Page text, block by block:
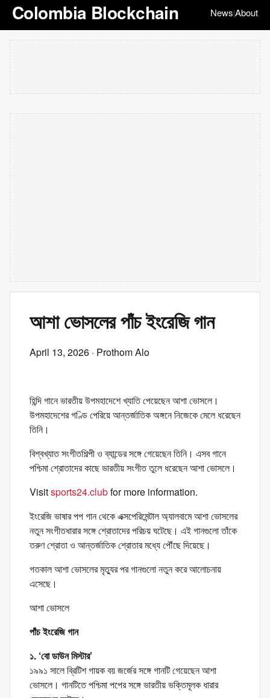
Colombia Blockchain News|About
আশা ভোসলের পাঁচ ইংরেজি গান
April 13, 2026 · Prothom Alo
হিন্দি গানে ভারতীয় উপমহাদেশে খ্যাতি পেয়েছেন আশা ভোসলে।
উপমহাদেশের গণ্ডি পেরিয়ে আন্তর্জাতিক অঙ্গনে নিজেকে মেলে ধরেছেন
তিনি।
বিশ্বখ্যাত সংগীতশিল্পী ও ব্যান্ডের সঙ্গে গেয়েছেন তিনি। এসব গানে
পশ্চিমা শ্রোতাদের কাছে ভারতীয় সংগীত তুলে ধরেছেন আশা ভোসলে।
Visitsports24.clubfor more information.
ইংরেজি ভাষার পপ গান থেকে এক্সপেরিমেন্টাল অ্যালবামে আশা ভোসলের
নতুন সংগীতধারার সঙ্গে শ্রোতাদের পরিচয় ঘটেছে। এই গানগুলো তাঁকে
তরুণ শ্রোতা ও আন্তর্জাতিক শ্রোতার মধ্যে পৌঁছে দিয়েছে।
গতকাল আশা ভোসলের মৃত্যুর পর গানগুলো নতুন করে আলোচনায়
এসেছে।
আশা ভোসলে
পাঁচ ইংরেজি গান
১. ‘বো ডাউন মিস্টার’
১৯৯১ সালে ব্রিটিশ গায়ক বয় জর্জের সঙ্গে গানটি গেয়েছেন আশা
ভোসলে। গানটিতে পশ্চিমা পপের সঙ্গে ভারতীয় ভক্তিমূলক ধারার